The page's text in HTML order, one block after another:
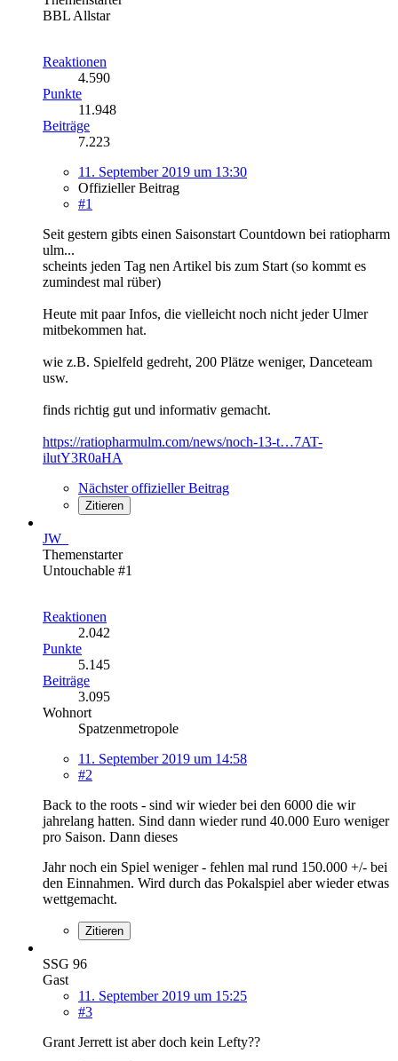
BBL Allstar
Reaktionen
4.590
Punkte
11.948
Beiträge
7.223
11. September 2019 um 13:30
Offizieller Beitrag
#1
Seit gestern gibts einen Saisonstart Countdown bei ratiopharm
ulm...
scheints jeden Tag nen Artikel bis zum Start (so kommt es
zumindest mal rüber)
Heute mit paar Infos, die vielleicht noch nicht jeder Ulmer
mitbekommen hat.
wie z.B. Spielfeld gedreht, 200 Plätze weniger, Danceteam
usw.
finds richtig gut und informativ gemacht.
https://ratiopharmulm.com/news/noch-13-t…7AT-
ilutY3R0aHA
Nächster offizieller Beitrag
Zitieren
JW_
Themenstarter
Untouchable #1
Reaktionen
2.042
Punkte
5.145
Beiträge
3.095
Wohnort
Spatzenmetropole
11. September 2019 um 14:58
#2
Back to the roots - sind wir wieder bei den 6000 die wir
jahrelang hatten. Sind dann wieder rund 40.000 Euro weniger
pro Saison. Dann dieses
Jahr noch ein Spiel weniger - fehlen mal rund 150.000 +/- bei
den Einnahmen. Wird durch das Pokalspiel aber wieder etwas
wettgemacht.
Zitieren
SSG 96
Gast
11. September 2019 um 15:25
#3
Grant Jerrett ist aber doch kein Lefty??